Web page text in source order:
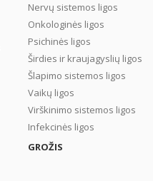
Nervų sistemos ligos
Onkologinės ligos
Psichinės ligos
Širdies ir kraujagyslių ligos
Šlapimo sistemos ligos
Vaikų ligos
Virškinimo sistemos ligos
Infekcinės ligos
GROŽIS